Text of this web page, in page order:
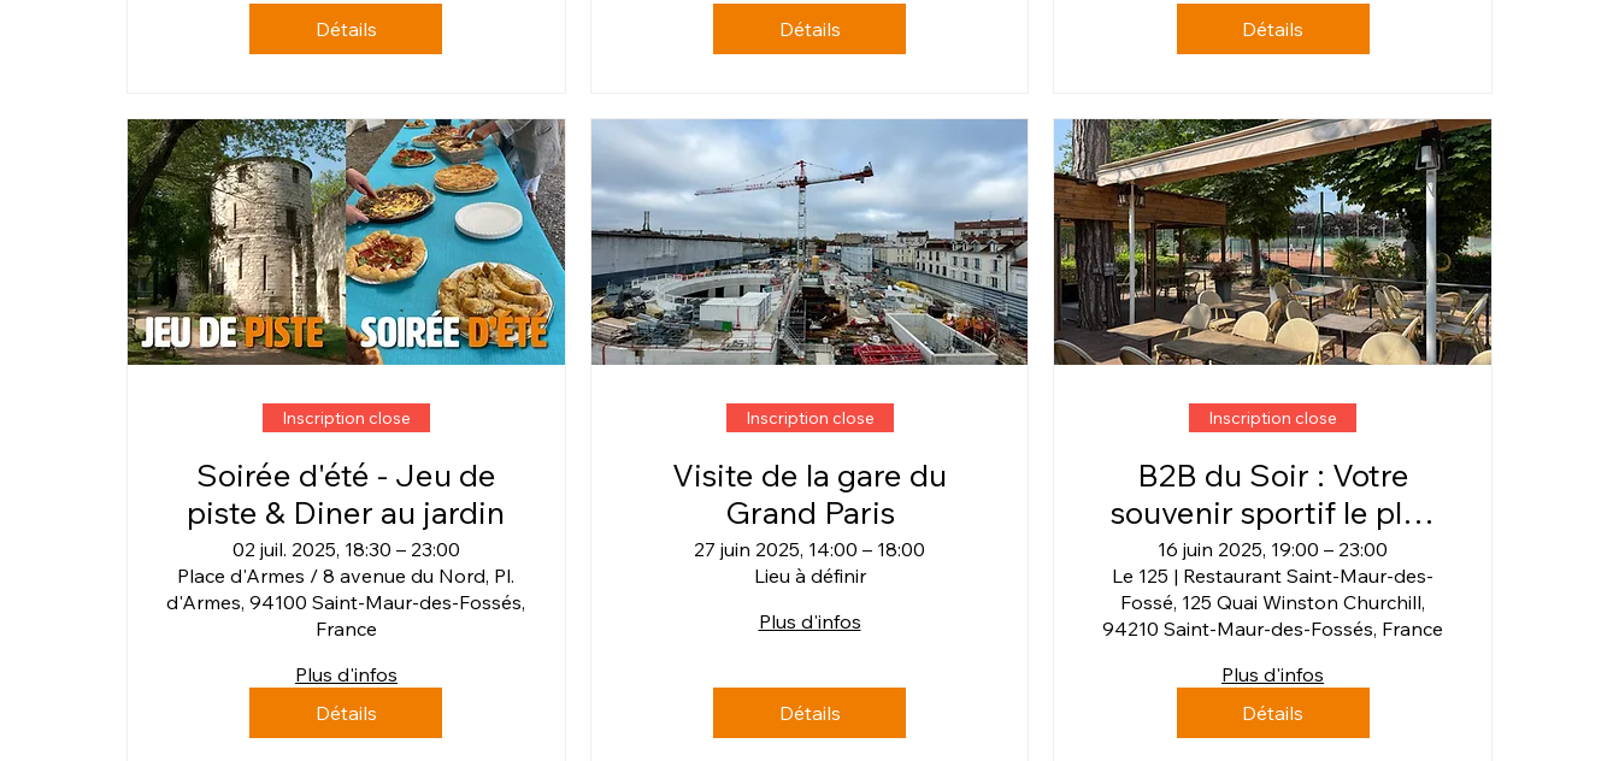
Détails
Détails Détails
Inscription close
Soirée d'été - Jeu de
piste & Diner au jardin
02 juil. 2025, 18:30 – 23:00
Place d'Armes / 8 avenue du Nord, Pl.
d'Armes, 94100 Saint-Maur-des-Fossés,
France
Plus d'infos
Détails
Inscription close
Visite de la gare du
Grand Paris
27 juin 2025, 14:00 – 18:00
Lieu à définir
Plus d'infos
Détails
Inscription close
B2B du Soir : Votre
souvenir sportif le plus
marquant !
16 juin 2025, 19:00 – 23:00
Le 125 | Restaurant Saint-Maur-des-
Fossé, 125 Quai Winston Churchill,
94210 Saint-Maur-des-Fossés, France
Plus d'infos
Détails